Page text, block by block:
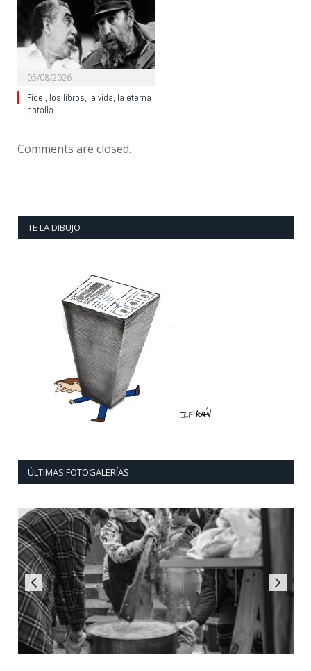
05/08/2026
Fidel, los libros, la vida, la eterna
batalla
Comments are closed.
TE LA DIBUJO
ÚLTIMAS FOTOGALERÍAS